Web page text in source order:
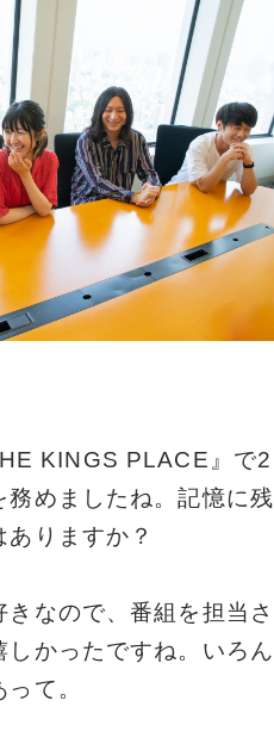
KINGS PLACE』で2
めましたね。記憶に残
りますか？
きなので、番組を担当さ
かったですね。いろん
て。